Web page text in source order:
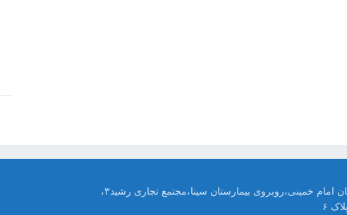
تهران ،خیابان امام خمینی،روبروی بیمارستان سینا،مجتمع تجاری رشید۳،
۶